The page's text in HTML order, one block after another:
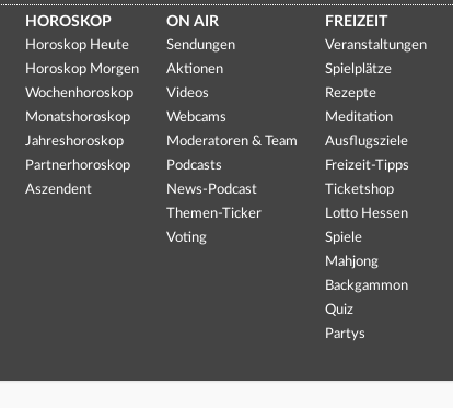
HOROSKOP
Horoskop Heute
Horoskop Morgen
Wochenhoroskop
Monatshoroskop
Jahreshoroskop
Partnerhoroskop
Aszendent
ON AIR
Sendungen
Aktionen
Videos
Webcams
Moderatoren & Team
Podcasts
News-Podcast
Themen-Ticker
Voting
FREIZEIT
Veranstaltungen
Spielplätze
Rezepte
Meditation
Ausflugsziele
Freizeit-Tipps
Ticketshop
Lotto Hessen
Spiele
Mahjong
Backgammon
Quiz
Partys